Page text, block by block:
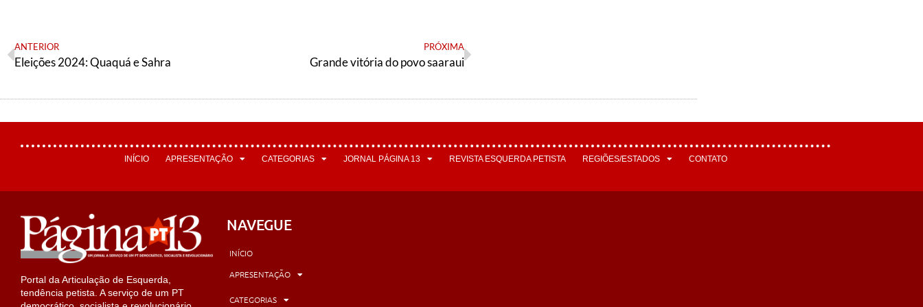
ANTERIOR
Eleições 2024: Quaquá e Sahra
PRÓXIMA
Grande vitória do povo saaraui
INÍCIO APRESENTAÇÃO CATEGORIAS JORNAL PÁGINA 13 REVISTA ESQUERDA PETISTA REGIÕES/ESTADOS CONTATO
Portal da Articulação de Esquerda,
tendência petista. A serviço de um PT
NAVEGUE
INÍCIO
APRESENTAÇÃO
CATEGORIAS